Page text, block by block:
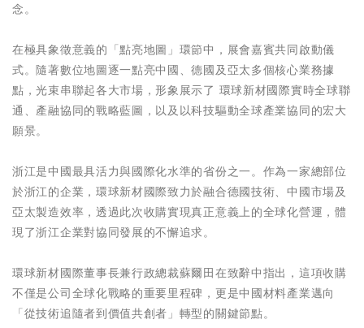
念。
在極具象徵意義的「點亮地圖」環節中，展會嘉賓共同啟動儀
式。隨著數位地圖逐一點亮中國、德國及亞太多個核心業務據
點，光束串聯起各大市場，形象展示了 環球新材國際實時全球聯
通、產融協同的戰略藍圖，以及以科技驅動全球產業協同的宏大
願景。
浙江是中國最具活力與國際化水準的省份之一。作為一家總部位
於浙江的企業，環球新材國際致力於融合德國技術、中國市場及
亞太製造效率，透過此次收購實現真正意義上的全球化營運，體
現了浙江企業對協同發展的不懈追求。
環球新材國際董事長兼行政總裁蘇爾田在致辭中指出，這項收購
不僅是公司全球化戰略的重要里程碑，更是中國材料產業邁向
「從技術追隨者到價值共創者」轉型的關鍵節點。